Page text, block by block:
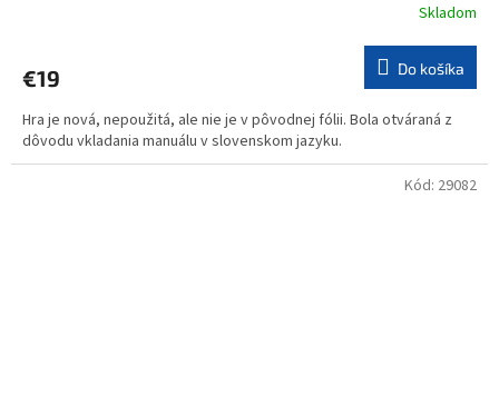
Skladom
€19 Do košíka
Hra je nová, nepoužitá, ale nie je v pôvodnej fólii. Bola otváraná z
dôvodu vkladania manuálu v slovenskom jazyku.
Kód: 29082